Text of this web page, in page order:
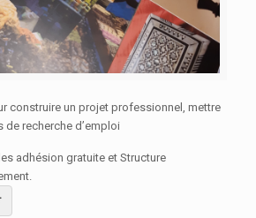
construire un projet professionnel, mettre
de recherche d’emploi
adhésion gratuite et Structure